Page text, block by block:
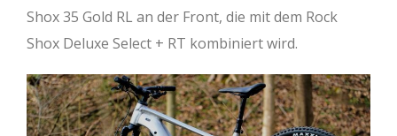
Shox 35 Gold RL an der Front, die mit dem Rock
Shox Deluxe Select + RT kombiniert wird.